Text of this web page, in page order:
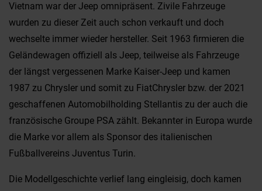
Vietnam war der Jeep omnipräsent. Zivile Fahrzeuge
wurden zu dieser Zeit auch schon verkauft und doch
wechselte immer wieder hersteller. Seit 1963 firmieren die
Geländewagen offiziell als Jeep, teilweise als Fahrzeuge
der längst vergessenen Marke Kaiser-Jeep und kamen
1987 zu Chrysler und somit zu FiatChrysler bzw. der 2021
geschaffenen Automobilholding Stellantis zu der auch die
französische Groupe PSA zählt. Bekannter in Europa wurde
die Marke vor allem als Sponsor des italienischen
Fußballvereins Juventus Turin.
Die Modellgeschichte verlief lang eingleisig, doch kamen